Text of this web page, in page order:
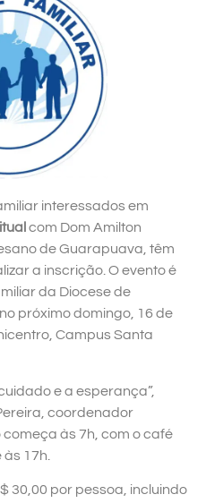
interessados em
com Dom Amilton
de Guarapuava, têm
a inscrição. O evento é
da Diocese de
próximo domingo, 16 de
Campus Santa
e a esperança”,
coordenador
às 7h, com o café
17h.
30,00 por pessoa, incluindo